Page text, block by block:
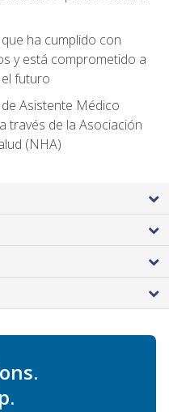
ha cumplido con
y está comprometido a
futuro
Asistente Médico
través de la Asociación
(NHA)